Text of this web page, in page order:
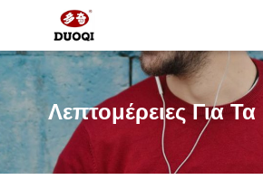
Λεπτομέρειες Για